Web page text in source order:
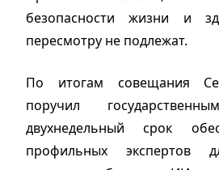
безопасности жизни и
пересмотру не подлежат.
По итогам совещания
поручил
двухнедельный срок
профильных экспертов